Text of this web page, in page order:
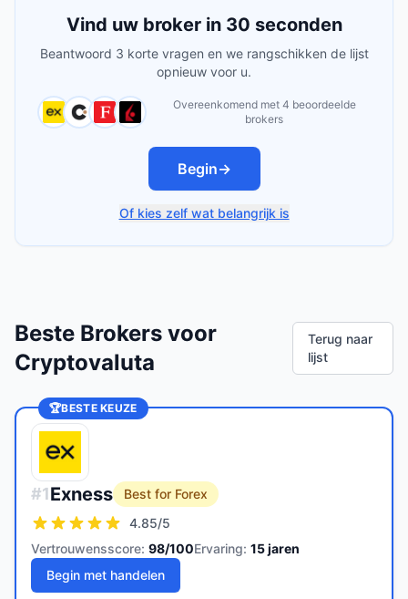
Vind uw broker in 30 seconden
Beantwoord 3 korte vragen en we rangschikken de lijst
opnieuw voor u.
Overeenkomend met 4 beoordeelde
brokers
Begin→
Of kies zelf wat belangrijk is
Beste Brokers voor
Cryptovaluta
Terug naar
lijst
🏆BESTE KEUZE
#1Exness
Best for Forex
4.85/5
Vertrouwensscore: 98/100Ervaring: 15jaren
Begin met handelen